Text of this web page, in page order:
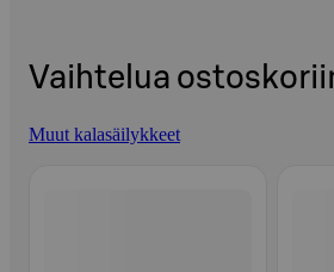
Vaihtelua
Muut kalasäilykkeet